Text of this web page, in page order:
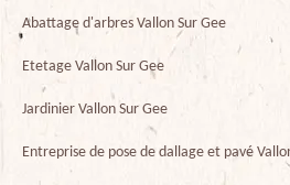
Abattage d'arbres Vallon Sur Gee
Etetage Vallon Sur Gee
Jardinier Vallon Sur Gee
Entreprise de pose de dallage et pavé